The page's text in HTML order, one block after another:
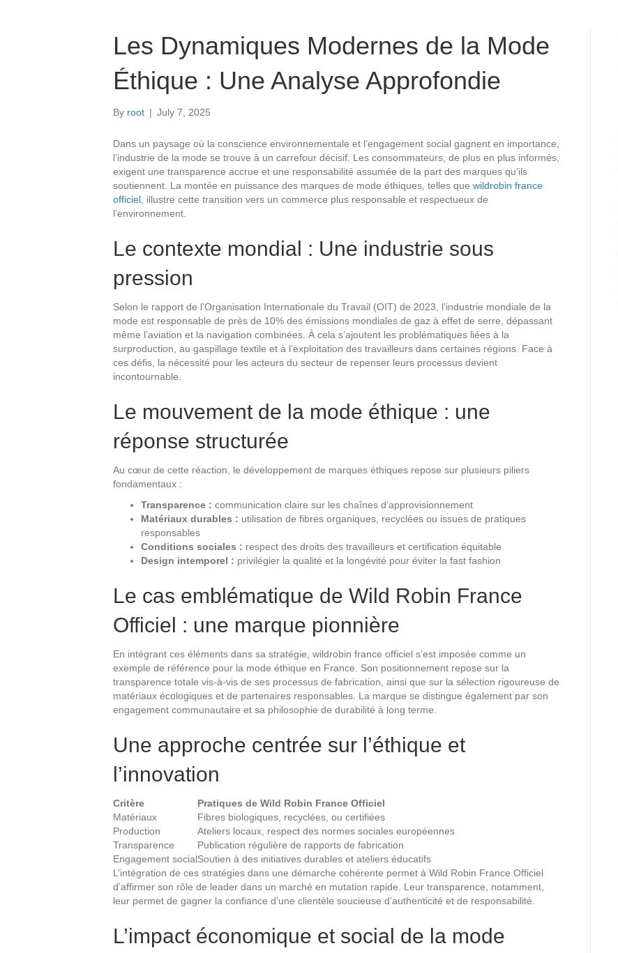
Les Dynamiques Modernes de la Mode
Éthique : Une Analyse Approfondie
By root | July 7, 2025
Dans un paysage où la conscience environnementale et l’engagement social gagnent en importance,
l’industrie de la mode se trouve à un carrefour décisif. Les consommateurs, de plus en plus informés,
exigent une transparence accrue et une responsabilité assumée de la part des marques qu’ils
soutiennent. La montée en puissance des marques de mode éthiques, telles que wildrobin france
officiel , illustre cette transition vers un commerce plus responsable et respectueux de
l’environnement.
Le contexte mondial : Une industrie sous
pression
Selon le rapport de l’Organisation Internationale du Travail (OIT) de 2023, l’industrie mondiale de la
mode est responsable de près de 10% des émissions mondiales de gaz à effet de serre, dépassant
même l’aviation et la navigation combinées. À cela s’ajoutent les problématiques liées à la
surproduction, au gaspillage textile et à l’exploitation des travailleurs dans certaines régions. Face à
ces défis, la nécessité pour les acteurs du secteur de repenser leurs processus devient
incontournable.
Le mouvement de la mode éthique : une
réponse structurée
Au cœur de cette réaction, le développement de marques éthiques repose sur plusieurs piliers
fondamentaux :
Transparence : communication claire sur les chaînes d’approvisionnement
Matériaux durables : utilisation de fibres organiques, recyclées ou issues de pratiques
responsables
Conditions sociales : respect des droits des travailleurs et certification équitable
Design intemporel : privilégier la qualité et la longévité pour éviter la fast fashion
Le cas emblématique de Wild Robin France
Officiel : une marque pionnière
En intégrant ces éléments dans sa stratégie, wildrobin france officiel s’est imposée comme un
exemple de référence pour la mode éthique en France. Son positionnement repose sur la
transparence totale vis-à-vis de ses processus de fabrication, ainsi que sur la sélection rigoureuse de
matériaux écologiques et de partenaires responsables. La marque se distingue également par son
engagement communautaire et sa philosophie de durabilité à long terme.
Une approche centrée sur l’éthique et
l’innovation
Critère
Pratiques de Wild Robin France Officiel
Matériaux
Fibres biologiques, recyclées, ou certifiées
Production
Ateliers locaux, respect des normes sociales européennes
Transparence
Publication régulière de rapports de fabrication
Engagement socialSoutien à des initiatives durables et ateliers éducatifs
L’intégration de ces stratégies dans une démarche cohérente permet à Wild Robin France Officiel
d’affirmer son rôle de leader dans un marché en mutation rapide. Leur transparence, notamment,
leur permet de gagner la confiance d’une clientèle soucieuse d’authenticité et de responsabilité.
L’impact économique et social de la mode